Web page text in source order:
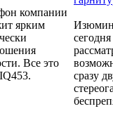
компании
ярким
Все это
сразу